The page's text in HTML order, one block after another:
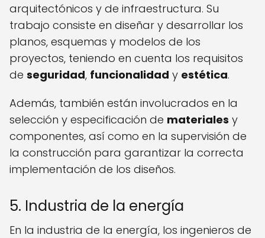
arquitectónicos y de infraestructura. Su
trabajo consiste en diseñar y desarrollar los
planos, esquemas y modelos de los
proyectos, teniendo en cuenta los requisitos
de seguridad, funcionalidad y estética.
Además, también están involucrados en la
selección y especificación de materiales y
componentes, así como en la supervisión de
la construcción para garantizar la correcta
implementación de los diseños.
5. Industria de la energía
En la industria de la energía, los ingenieros de